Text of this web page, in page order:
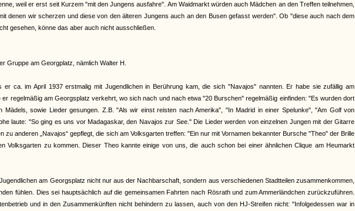
weil er erst seit Kurzem "mit den Jungens ausfahre". Am Waidmarkt würden auch Mädchen an den Treffen teilnehmen,
denen wir scherzen und diese von den älteren Jungens auch an den Busen gefasst werden". Ob "diese auch nach dem
gesehen, könne das aber auch nicht ausschließen.
Gruppe am Georgplatz, nämlich Walter H.
ca. im April 1937 erstmalig mit Jugendlichen in Berührung kam, die sich "Navajos" nannten. Er habe sie zufällig am
regelmäßig am Georgsplatz verkehrt, wo sich nach und nach etwa "20 Burschen" regelmäßig einfinden: "Es wurden dort
sowie Lieder gesungen. Z.B. "Als wir einst reisten nach Amerika", "In Madrid in einer Spelunke", "Am Golf von
laute: "So ging es uns vor Madagaskar, den Navajos zur See." Die Lieder werden von einzelnen Jungen mit der Gitarre
zu anderen „Navajos“ gepflegt, die sich am Volksgarten treffen: "Ein nur mit Vornamen bekannter Bursche "Theo" der Brille
Volksgarten zu kommen. Dieser Theo kannte einige von uns, die auch schon bei einer ähnlichen Clique am Heumarkt
am Georgsplatz nicht nur aus der Nachbarschaft, sondern aus verschiedenen Stadtteilen zusammenkommen,
fühlen. Dies sei hauptsächlich auf die gemeinsamen Fahrten nach Rösrath und zum Ammerländchen zurückzuführen.
und in den Zusammenkünften nicht behindern zu lassen, auch von den HJ-Streifen nicht: "Infolgedessen war in